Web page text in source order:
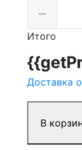
–
Итого
Доставка
В